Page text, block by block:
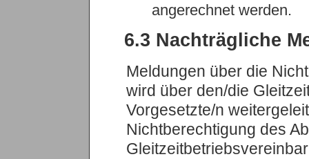
angerechnet werden.
6.3 Nachträgliche
Meldungen über die
wird über den/die
Vorgesetzte/n
Nichtberechtigung des